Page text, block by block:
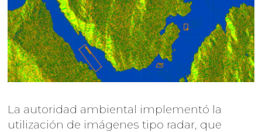
La autoridad ambiental implementó la
utilización de imágenes tipo radar, que